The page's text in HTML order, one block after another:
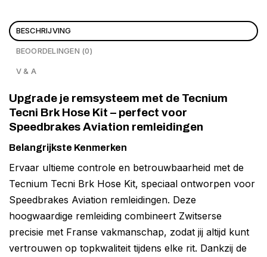
BESCHRIJVING
BEOORDELINGEN (0)
V & A
Upgrade je remsysteem met de Tecnium
Tecni Brk Hose Kit – perfect voor
Speedbrakes Aviation remleidingen
Belangrijkste Kenmerken
Ervaar ultieme controle en betrouwbaarheid met de
Tecnium Tecni Brk Hose Kit, speciaal ontworpen voor
Speedbrakes Aviation remleidingen. Deze
hoogwaardige remleiding combineert Zwitserse
precisie met Franse vakmanschap, zodat jij altijd kunt
vertrouwen op topkwaliteit tijdens elke rit. Dankzij de